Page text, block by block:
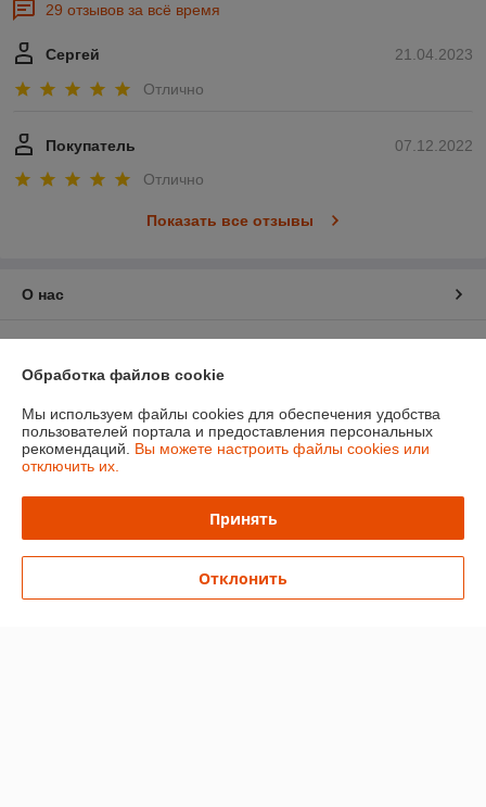
29 отзывов за всё время
21.04.2023
Сергей
Отлично
07.12.2022
Покупатель
Отлично
Показать все отзывы
О нас
График работы
Полная версия сайта
Сайт создан на платформе Deal.by
Обработка файлов cookie
Мы используем файлы cookies для обеспечения удобства
пользователей портала и предоставления персональных
рекомендаций. Вы можете настроить файлы cookies или
отключить их.
Принять
Отклонить